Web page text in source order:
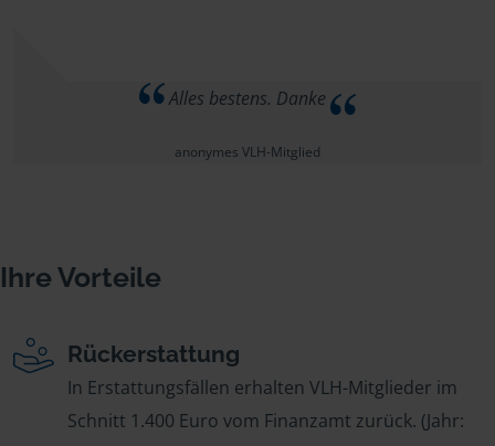
Alles bestens. Danke
anonymes VLH-Mitglied
Ihre Vorteile
Rückerstattung
In Erstattungsfällen erhalten VLH-Mitglieder im
Schnitt 1.400 Euro vom Finanzamt zurück. (Jahr: